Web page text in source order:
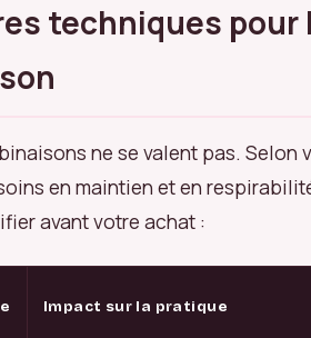
techniques pour
ne se valent pas. Selon
en maintien et en
avant votre achat :
Impact sur la pratique